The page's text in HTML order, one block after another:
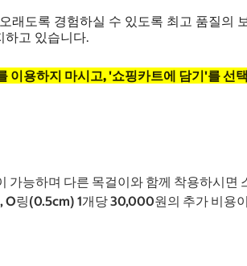
래도록 경험하실 수 있도록 최고 품질
하고 있습니다.
이용하지 마시고, '쇼핑카트에 담기'를
가능하며 다른 목걸이와 함께 착용하시
링(0.5cm) 1개당 30,000원의 추가 비용